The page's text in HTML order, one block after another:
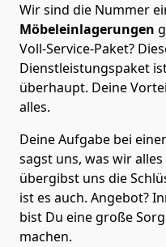
Wir sind die Nummer
Möbeleinlagerungen
Voll-Service-Paket?
Dienstleistungspaket
überhaupt. Deine
alles.
Deine Aufgabe bei
sagst uns, was wir
übergibst uns die
ist es auch. Angebot?
bist Du eine große
machen.